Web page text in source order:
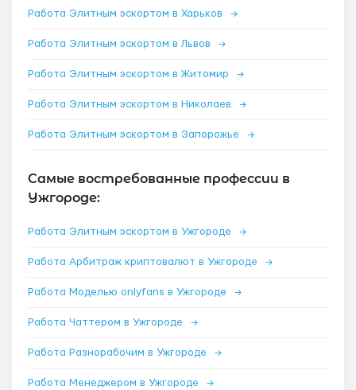
Работа Элитным эскортом в Харьков →
Работа Элитным эскортом в Львов →
Работа Элитным эскортом в Житомир →
Работа Элитным эскортом в Николаев →
Работа Элитным эскортом в Запорожье →
Самые востребованные профессии в
Ужгороде:
Работа Элитным эскортом в Ужгороде →
Работа Арбитраж криптовалют в Ужгороде →
Работа Моделью onlyfans в Ужгороде →
Работа Чаттером в Ужгороде →
Работа Разнорабочим в Ужгороде →
Работа Менеджером в Ужгороде →